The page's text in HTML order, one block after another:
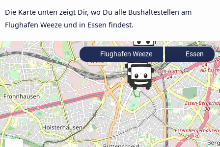
Die Karte unten zeigt Dir, wo Du alle Bushaltestellen am
Flughafen Weeze und in Essen findest.
Flughafen Weeze Essen